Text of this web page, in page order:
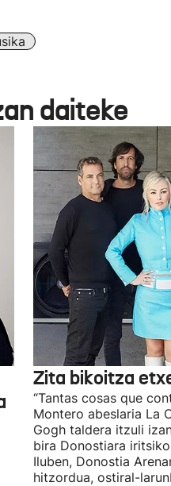
daiteke
Zita bikoitza
“Tantas cosas que
Montero abeslaria La
Gogh taldera itzuli
bira Donostiara
Iluben, Donostia
hitzordua, ostiral-